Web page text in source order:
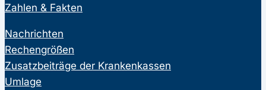
Zahlen & Fakten
Nachrichten
Rechengrößen
Zusatzbeiträge der Krankenkassen
Umlage